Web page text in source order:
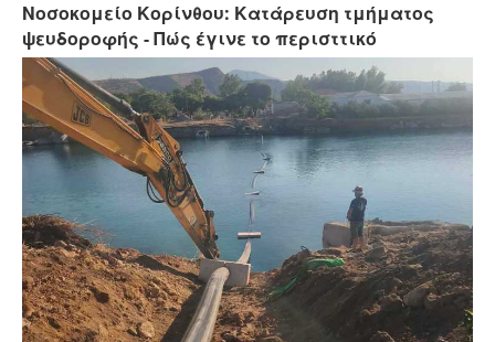
Νοσοκομείο Κορίνθου: Κατάρευση τμήματος
ψευδοροφής - Πώς έγινε το περισττικό